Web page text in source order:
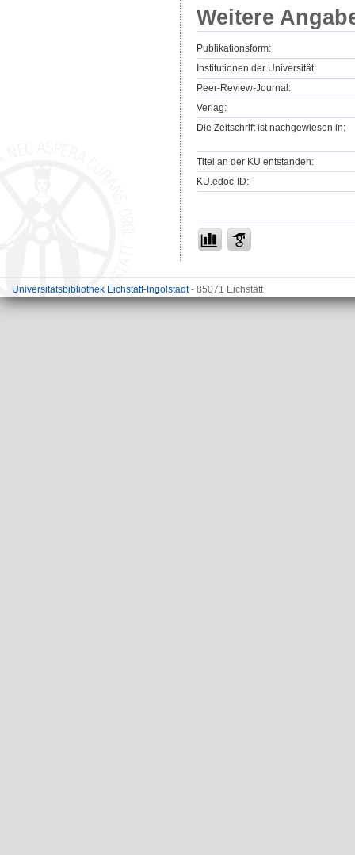
Weitere
Publikationsform:
Institutionen der Universität:
Peer-Review-Journal:
Verlag:
Die Zeitschrift ist nachgewiesen in:
Titel an der KU entstanden:
KU.edoc-ID:
Universitätsbibliothek Eichstätt-Ingolstadt- 85071 Eichstätt